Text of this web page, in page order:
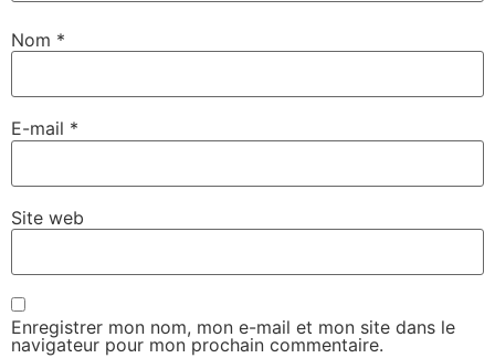
Nom *
E-mail *
Site web
Enregistrer mon nom, mon e-mail et mon site dans le
navigateur pour mon prochain commentaire.